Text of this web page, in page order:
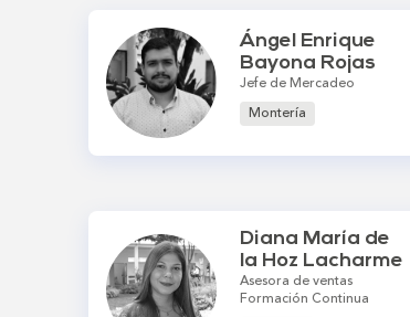
Ángel Enrique
Bayona Rojas
Jefe de Mercadeo
Montería
Diana María de
la Hoz Lacharme
Asesora de ventas
Formación Continua